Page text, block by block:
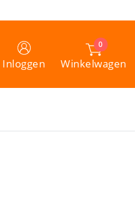
Inloggen
0
Winkelwagen